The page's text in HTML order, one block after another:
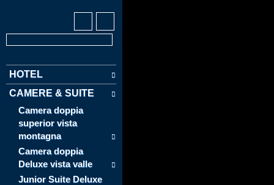
HOTEL
CAMERE & SUITE
Camera doppia
superior vista
montagna
Camera doppia
Deluxe vista valle
Junior Suite Deluxe